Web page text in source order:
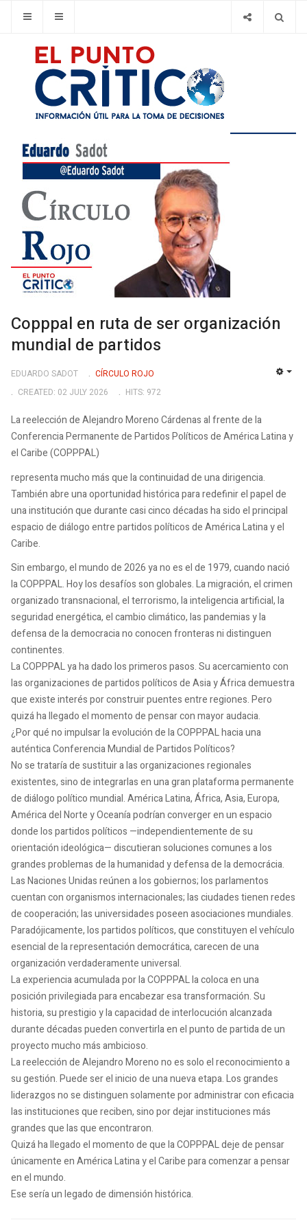
Copppal en ruta de ser organización
mundial de partidos
EDUARDO SADOT
CÍRCULO ROJO
CREATED: 02 JULY 2026
HITS: 972
La reelección de Alejandro Moreno Cárdenas al frente de la
Conferencia Permanente de Partidos Políticos de América Latina y
el Caribe (COPPPAL)
representa mucho más que la continuidad de una dirigencia.
También abre una oportunidad histórica para redefinir el papel de
una institución que durante casi cinco décadas ha sido el principal
espacio de diálogo entre partidos políticos de América Latina y el
Caribe.
Sin embargo, el mundo de 2026 ya no es el de 1979, cuando nació
la COPPPAL. Hoy los desafíos son globales. La migración, el crimen
organizado transnacional, el terrorismo, la inteligencia artificial, la
seguridad energética, el cambio climático, las pandemias y la
defensa de la democracia no conocen fronteras ni distinguen
continentes.
La COPPPAL ya ha dado los primeros pasos. Su acercamiento con
las organizaciones de partidos políticos de Asia y África demuestra
que existe interés por construir puentes entre regiones. Pero
quizá ha llegado el momento de pensar con mayor audacia.
¿Por qué no impulsar la evolución de la COPPPAL hacia una
auténtica Conferencia Mundial de Partidos Políticos?
No se trataría de sustituir a las organizaciones regionales
existentes, sino de integrarlas en una gran plataforma permanente
de diálogo político mundial. América Latina, África, Asia, Europa,
América del Norte y Oceanía podrían converger en un espacio
donde los partidos políticos —independientemente de su
orientación ideológica— discutieran soluciones comunes a los
grandes problemas de la humanidad y defensa de la democrácia.
Las Naciones Unidas reúnen a los gobiernos; los parlamentos
cuentan con organismos internacionales; las ciudades tienen redes
de cooperación; las universidades poseen asociaciones mundiales.
Paradójicamente, los partidos políticos, que constituyen el vehículo
esencial de la representación democrática, carecen de una
organización verdaderamente universal.
La experiencia acumulada por la COPPPAL la coloca en una
posición privilegiada para encabezar esa transformación. Su
historia, su prestigio y la capacidad de interlocución alcanzada
durante décadas pueden convertirla en el punto de partida de un
proyecto mucho más ambicioso.
La reelección de Alejandro Moreno no es solo el reconocimiento a
su gestión. Puede ser el inicio de una nueva etapa. Los grandes
liderazgos no se distinguen solamente por administrar con eficacia
las instituciones que reciben, sino por dejar instituciones más
grandes que las que encontraron.
Quizá ha llegado el momento de que la COPPPAL deje de pensar
únicamente en América Latina y el Caribe para comenzar a pensar
en el mundo.
Ese sería un legado de dimensión histórica.